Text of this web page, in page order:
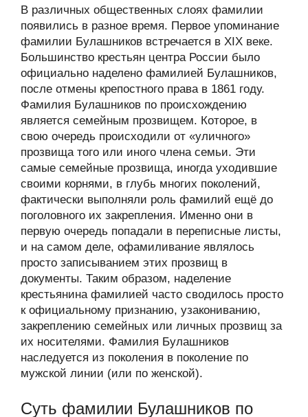
В различных общественных слоях фамилии
появились в разное время. Первое упоминание
фамилии Булашников встречается в XIX веке.
Большинство крестьян центра России было
официально наделено фамилией Булашников,
после отмены крепостного права в 1861 году.
Фамилия Булашников по происхождению
является семейным прозвищем. Которое, в
свою очередь происходили от «уличного»
прозвища того или иного члена семьи. Эти
самые семейные прозвища, иногда уходившие
своими корнями, в глубь многих поколений,
фактически выполняли роль фамилий ещё до
поголовного их закрепления. Именно они в
первую очередь попадали в переписные листы,
и на самом деле, офамиливание являлось
просто записыванием этих прозвищ в
документы. Таким образом, наделение
крестьянина фамилией часто сводилось просто
к официальному признанию, узакониванию,
закреплению семейных или личных прозвищ за
их носителями. Фамилия Булашников
наследуется из поколения в поколение по
мужской линии (или по женской).
Суть фамилии Булашников по